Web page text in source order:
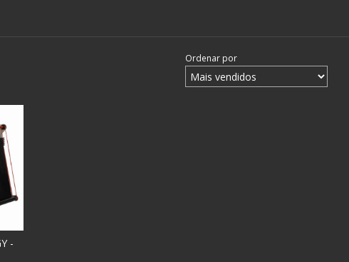
Ordenar por
-